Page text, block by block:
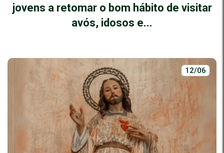
jovens a retomar o bom hábito de visitar
avós, idosos e...
12/06